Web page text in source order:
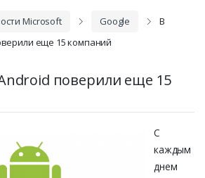
Microsoft Google
В
еще 15 компаний
поверили еще 15
С
каждым
днем